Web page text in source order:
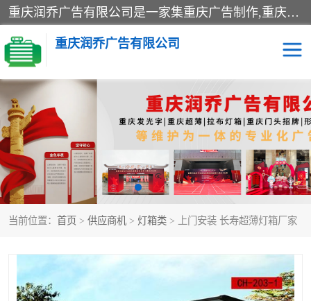
重庆润乔广告有限公司是一家集重庆广告制作,重庆标识标牌,亚克力发光字,led发光字,树脂发光字,超薄灯箱,拉布灯箱,吸塑灯箱,门头招牌,企业形象墙,写真喷绘,x展架,拉网展架,广告展架,条幅,锦旗设计,制作,施工,维护为一体的专业化广告公司.
重庆润乔广告有限公司
当前位置： 首页 > 供应商机 > 灯箱类 > 上门安装 长寿超薄灯箱厂家
招牌类 发光字类
灯箱类 形象墙类
标识标牌类 写真喷绘类
展架 条幅
工装